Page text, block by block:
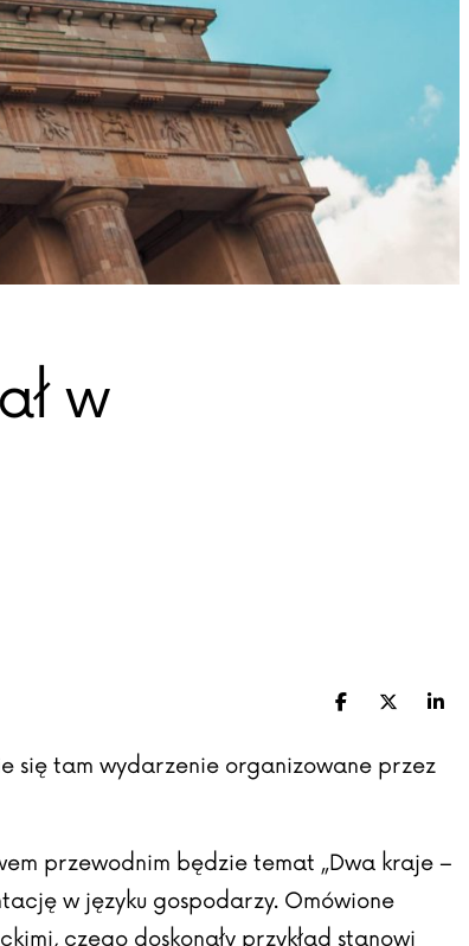
w
Facebook
X
się tam wydarzenie organizowane przez
przewodnim będzie temat „Dwa kraje –
w języku gospodarzy. Omówione
czego doskonały przykład stanowi